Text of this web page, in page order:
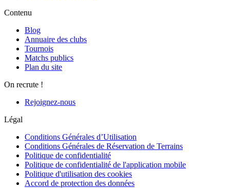
Contenu
Blog
Annuaire des clubs
Tournois
Matchs publics
Plan du site
On recrute !
Rejoignez-nous
Légal
Conditions Générales d’Utilisation
Conditions Générales de Réservation de Terrains
Politique de confidentialité
Politique de confidentialité de l'application mobile
Politique d'utilisation des cookies
Accord de protection des données